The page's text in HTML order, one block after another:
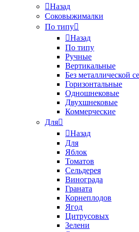
Назад
Соковыжималки
По типу
Назад
По типу
Ручные
Вертикальные
Без металлической
Горизонтальные
Одношнековые
Двухшнековые
Коммерческие
Для
Назад
Для
Яблок
Томатов
Cельдерея
Винограда
Граната
Корнеплодов
Ягод
Цитрусовых
Зелени